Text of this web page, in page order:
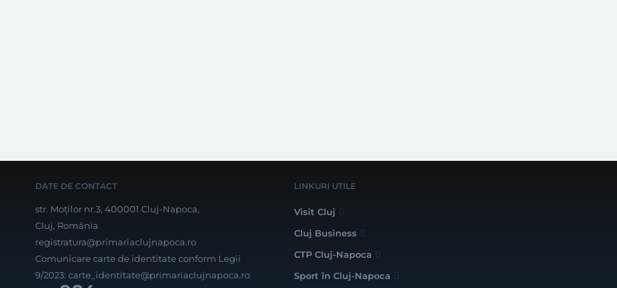
DATE DE CONTACT
str. Moților nr.3, 400001 Cluj-Napoca,
Cluj, România
registratura@primariaclujnapoca.ro
Comunicare carte de identitate conform Legii
9/2023: carte_identitate@primariaclujnapoca.ro
LINKURI UTILE
Visit Cluj
Cluj Business
CTP Cluj-Napoca
Sport în Cluj-Napoca